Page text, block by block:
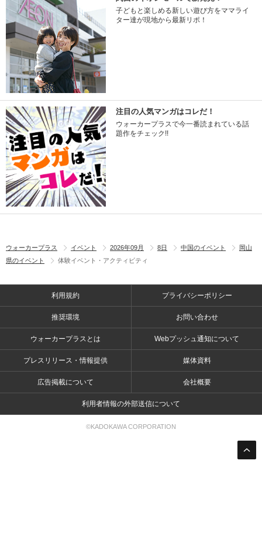
子どもと楽しめる新しい遊び方をママライ
ター達が現地から最新リポ！
注目の人気マンガはコレだ！
ウォーカープラスで今一番読まれている話
題作をチェック!!
ウォーカープラス イベント 2026年09月 8日 中国のイベント
岡山
県のイベント
体験イベント・アクティビティ
利用規約 プライバシーポリシー
推奨環境 お問い合わせ
ウォーカープラスとは Webプッシュ通知について
プレスリリース・情報提供 媒体資料
広告掲載について 会社概要
利用者情報の外部送信について
©KADOKAWA CORPORATION